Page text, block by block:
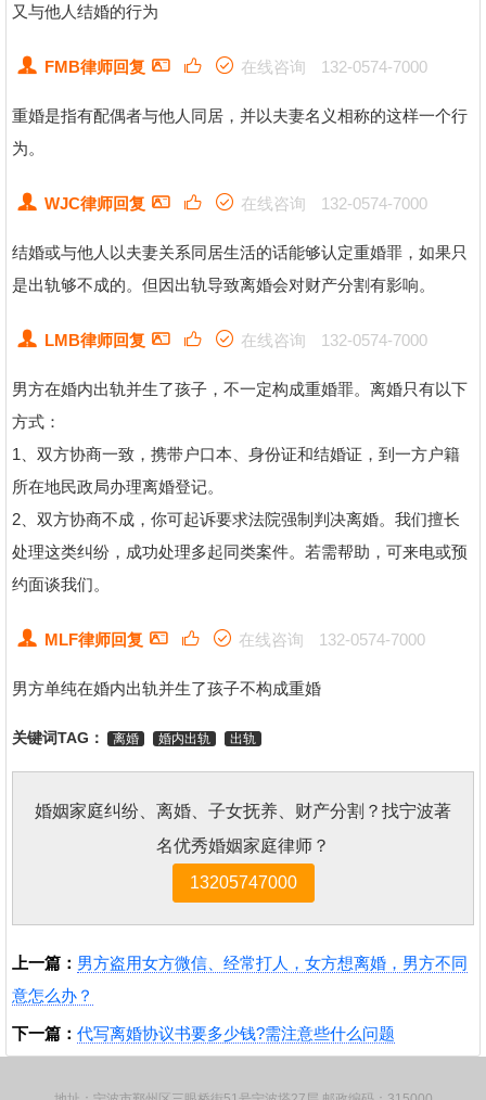
又与他人结婚的行为
FMB律师回复 在线咨询 132-0574-7000
重婚是指有配偶者与他人同居，并以夫妻名义相称的这样一个行
为。
WJC律师回复 在线咨询 132-0574-7000
结婚或与他人以夫妻关系同居生活的话能够认定重婚罪，如果只
是出轨够不成的。但因出轨导致离婚会对财产分割有影响。
LMB律师回复 在线咨询 132-0574-7000
男方在婚内出轨并生了孩子，不一定构成重婚罪。离婚只有以下
方式：
1、双方协商一致，携带户口本、身份证和结婚证，到一方户籍
所在地民政局办理离婚登记。
2、双方协商不成，你可起诉要求法院强制判决离婚。我们擅长
处理这类纠纷，成功处理多起同类案件。若需帮助，可来电或预
约面谈我们。
MLF律师回复 在线咨询 132-0574-7000
男方单纯在婚内出轨并生了孩子不构成重婚
关键词TAG： 离婚 婚内出轨 出轨
婚姻家庭纠纷、离婚、子女抚养、财产分割？找宁波著
名优秀婚姻家庭律师？
13205747000
上一篇： 男方盗用女方微信、经常打人，女方想离婚，男方不同
意怎么办？
下一篇： 代写离婚协议书要多少钱?需注意些什么问题